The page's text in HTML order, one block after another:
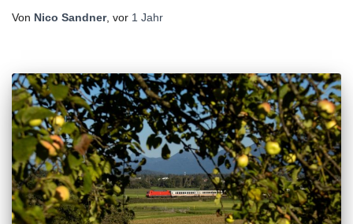
Von Nico Sandner, vor 1 Jahr